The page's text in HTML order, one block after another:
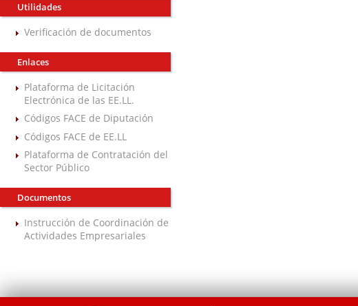
Utilidades
Verificación de documentos
Enlaces
Plataforma de Licitación
Electrónica de las EE.LL.
Códigos FACE de Diputación
Códigos FACE de EE.LL
Plataforma de Contratación del
Sector Público
Documentos
Instrucción de Coordinación de
Actividades Empresariales